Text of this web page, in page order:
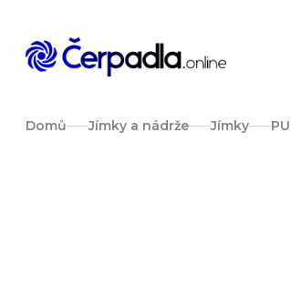
obsah
Domů Jímky a nádrže Jímky